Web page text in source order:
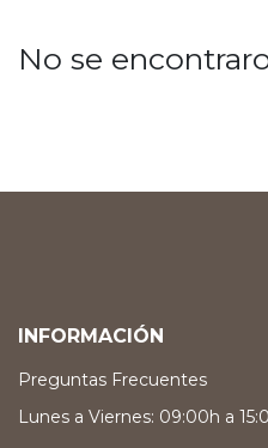
No se
INFORMACIÓN
Preguntas Frecuentes
Lunes a Viernes: 09:00h a